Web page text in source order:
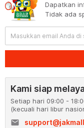
Dapatkan
Tidak ada
Kami siap
Setiap hari 09:00 -
(kecuali hari libur
email